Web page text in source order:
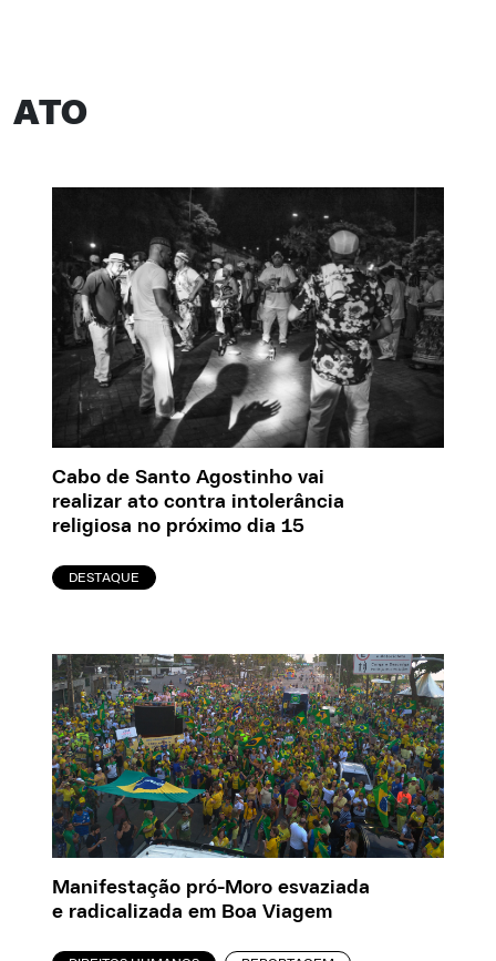
ATO
Cabo de Santo Agostinho vai
realizar ato contra intolerância
religiosa no próximo dia 15
DESTAQUE
Manifestação pró-Moro esvaziada
e radicalizada em Boa Viagem